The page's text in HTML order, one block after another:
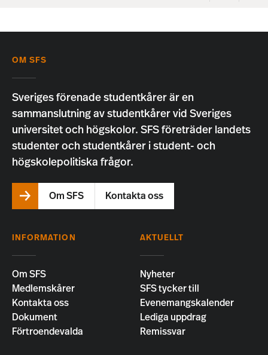
OM SFS
Sveriges förenade studentkårer är en
sammanslutning av studentkårer vid Sveriges
universitet och högskolor. SFS företräder landets
studenter och studentkårer i student- och
högskolepolitiska frågor.
Om SFS Kontakta oss
INFORMATION
Om SFS
Medlemskårer
Kontakta oss
Dokument
Förtroendevalda
AKTUELLT
Nyheter
SFS tycker till
Evenemangskalender
Lediga uppdrag
Remissvar